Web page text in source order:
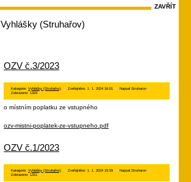
Vyhlášky (Struhařov)
OZV č.3/2023
Kategorie:Vyhlášky (Struhařov) Zveřejněno: 1. 1. 2024 16:01
Napsal Struharov
Zobrazeno: 1324
o místním poplatku ze vstupného
ozv-mistni-poplatek-ze-vstupneho.pdf
OZV č.1/2023
Kategorie:Vyhlášky (Struhařov) Zveřejněno: 1. 1. 2024 15:59
Napsal Struharov
Zobrazeno: 1311
ZAVŘÍT